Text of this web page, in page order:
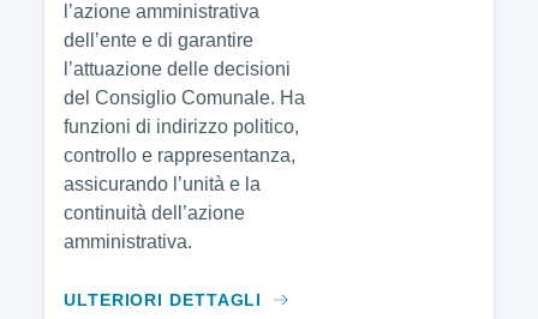
l’azione amministrativa
dell’ente e di garantire
l’attuazione delle decisioni
del Consiglio Comunale. Ha
funzioni di indirizzo politico,
controllo e rappresentanza,
assicurando l’unità e la
continuità dell’azione
amministrativa.
ULTERIORI DETTAGLI